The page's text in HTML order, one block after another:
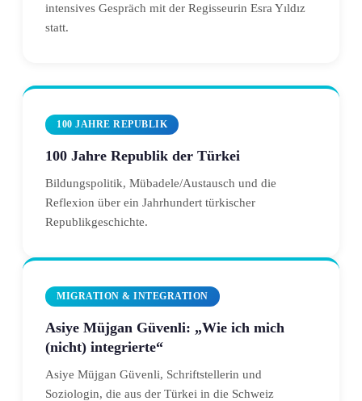
intensives Gespräch mit der Regisseurin Esra Yıldız
statt.
100 JAHRE REPUBLIK
100 Jahre Republik der Türkei
Bildungspolitik, Mübadele/Austausch und die
Reflexion über ein Jahrhundert türkischer
Republikgeschichte.
MIGRATION & INTEGRATION
Asiye Müjgan Güvenli: „Wie ich mich
(nicht) integrierte“
Asiye Müjgan Güvenli, Schriftstellerin und
Soziologin, die aus der Türkei in die Schweiz